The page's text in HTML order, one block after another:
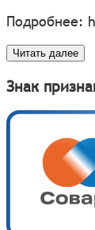
Подробнее:
Читать далее
Знак